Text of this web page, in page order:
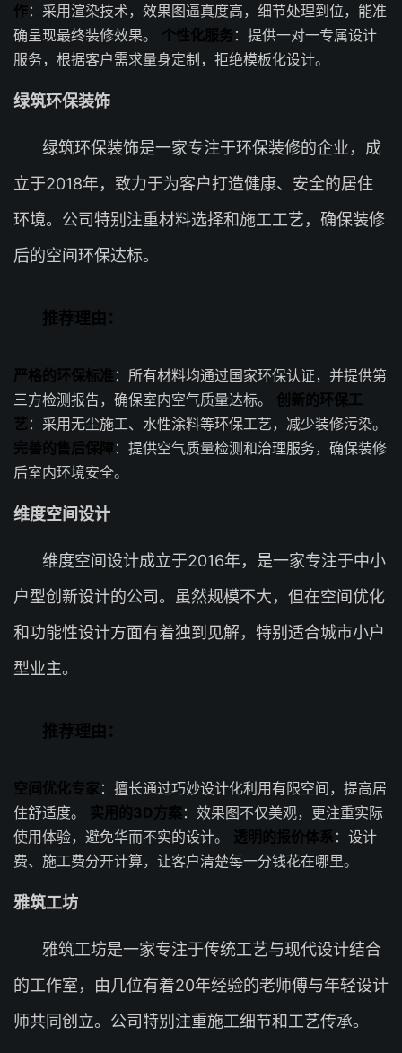
作：采用渲染技术，效果图逼真度高，细节处理到位，能准
确呈现最终装修效果。 个性化服务 ：提供一对一专属设计
服务，根据客户需求量身定制，拒绝模板化设计。
绿筑环保装饰
绿筑环保装饰是一家专注于环保装修的企业，成
立于2018年，致力于为客户打造健康、安全的居住
环境。公司特别注重材料选择和施工工艺，确保装修
后的空间环保达标。
推荐理由：
严格的环保标准 ：所有材料均通过国家环保认证，并提供第
三方检测报告，确保室内空气质量达标。 创新的环保工
艺 ：采用无尘施工、水性涂料等环保工艺，减少装修污染。
完善的售后保障：提供空气质量检测和治理服务，确保装修
后室内环境安全。
维度空间设计
维度空间设计成立于2016年，是一家专注于中小
户型创新设计的公司。虽然规模不大，但在空间优化
和功能性设计方面有着独到见解，特别适合城市小户
型业主。
推荐理由：
空间优化专家 ：擅长通过巧妙设计化利用有限空间，提高居
住舒适度。 实用的3D方案 ：效果图不仅美观，更注重实际
使用体验，避免华而不实的设计。 透明的报价体系 ：设计
费、施工费分开计算，让客户清楚每一分钱花在哪里。
雅筑工坊
雅筑工坊是一家专注于传统工艺与现代设计结合
的工作室，由几位有着20年经验的老师傅与年轻设计
师共同创立。公司特别注重施工细节和工艺传承。